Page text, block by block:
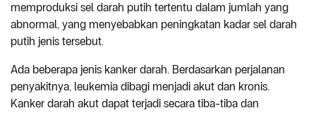
memproduksi sel darah putih tertentu dalam jumlah yang
abnormal, yang menyebabkan peningkatan kadar sel darah
putih jenis tersebut.
Ada beberapa jenis kanker darah. Berdasarkan perjalanan
penyakitnya, leukemia dibagi menjadi akut dan kronis.
Kanker darah akut dapat terjadi secara tiba-tiba dan